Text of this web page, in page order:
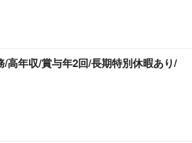
高年収/賞与年2回/長期特別休暇あり/